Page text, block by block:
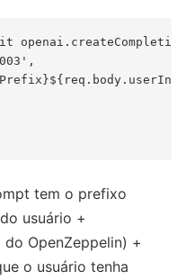
tem o prefixo
usuário +
do OpenZeppelin) +
o usuário tenha